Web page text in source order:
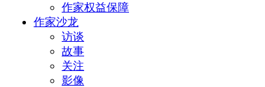
作家权益保障
作家沙龙
访谈
故事
关注
影像